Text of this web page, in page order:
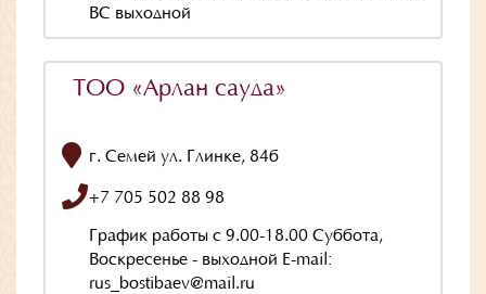
ВС выходной
ТОО «Арлан сауда»
г. Семей ул. Глинке, 84б
+7 705 502 88 98
График работы с 9.00-18.00 Суббота,
Воскресенье - выходной E-mail:
rus_bostibaev@mail.ru